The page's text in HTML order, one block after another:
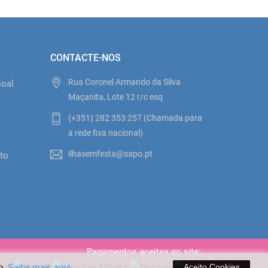
CONTACTE-NOS
Rua Coronel Armando da Silva
Maçanita, Lote 12 r/c esq
(+351) 282 353 257 (Chamada para
a rede fixa nacional)
ilhasemfesta@sapo.pt
Pagamentos aceites no site: